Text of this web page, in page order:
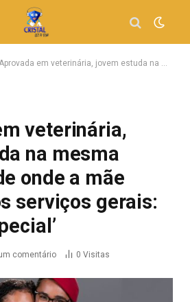
em veterinária, jovem estuda na mesma universidade onde a mãe trabalha nos serviços gerais: ‘É muito especial’
veterinária,
na mesma
onde a mãe
serviços gerais:
comentário 0 Visitas